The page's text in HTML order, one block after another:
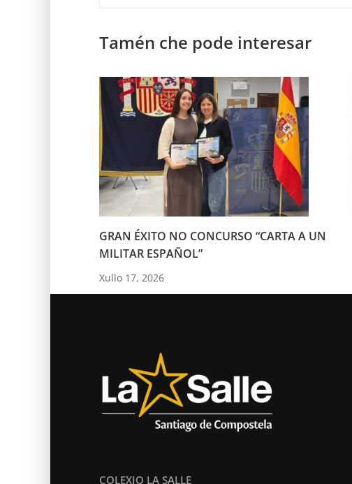
Tamén che pode interesar
GRAN ÉXITO NO CONCURSO “CARTA A UN
MILITAR ESPAÑOL”
Xullo 17, 2026
COLEXIO LA SALLE